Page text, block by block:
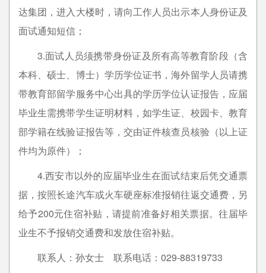
达集团，进入大楼时，请向工作人员出示本人身份证及
面试通知短信；
3.面试人员须携带身份证及所有高等教育阶段（含
本科、硕士、博士）学历学位证书，海外留学人员请携
带教育部留学服务中心出具的学历学位认证报告，应届
毕业生需携带学生证明材料，如学生证、校园卡、教育
部学籍在线验证报告等，交由证件核查员核验（以上证
件均为原件）；
4.西安市以外的应届毕业生在面试结束后凭交通票
据，按照长途汽车或火车硬座标准报销往返交通费，另
给予200元住宿补贴，请提前准备好相关票据。往届毕
业生不予报销交通费和发放住宿补贴。
联系人：孙女士 联系电话：029-88319733